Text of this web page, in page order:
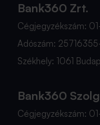
Bank360 Zrt.
Cégjegyzékszám:
Adószám:
Székhely: 1061
Bank360
Cégjegyzékszám: